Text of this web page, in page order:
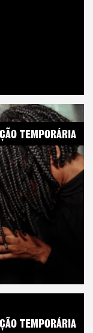
TEMPORÁRIA
TEMPORÁRIA